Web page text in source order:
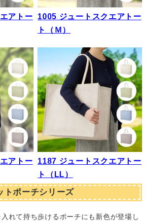
アトー
1005 ジュートスクエアトー
ト（Ｍ）
アトー
1187 ジュートスクエアトー
ト（LL）
トポーチシリーズ
れて持ち歩けるポーチにも新色が登場し